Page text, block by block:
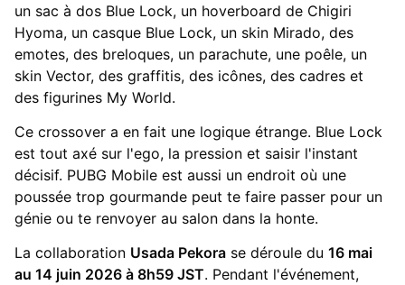
un sac à dos Blue Lock, un hoverboard de Chigiri
Hyoma, un casque Blue Lock, un skin Mirado, des
emotes, des breloques, un parachute, une poêle, un
skin Vector, des graffitis, des icônes, des cadres et
des figurines My World.
Ce crossover a en fait une logique étrange. Blue Lock
est tout axé sur l'ego, la pression et saisir l'instant
décisif. PUBG Mobile est aussi un endroit où une
poussée trop gourmande peut te faire passer pour un
génie ou te renvoyer au salon dans la honte.
La collaboration Usada Pekora se déroule du 16 mai
au 14 juin 2026 à 8h59 JST. Pendant l'événement,